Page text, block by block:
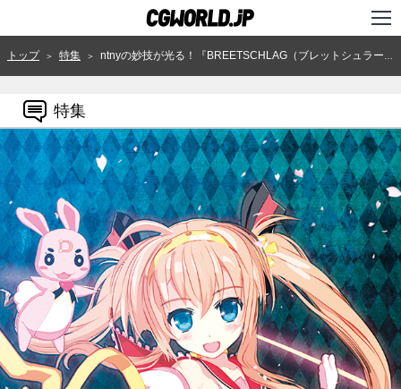
TOP
ニュース
特集
連載
用語辞典
スタジオ
講座
SHOP
クリエイターズID
トップ ＞ 特集 ＞ ntnyの妙技が光る！『BREETSCHLAG（ブレットシュラーク）』ヒロイン・華月せいらの3DCGキャラクター化
特集